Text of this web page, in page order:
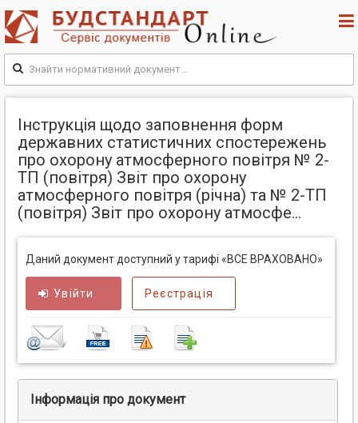
Інструкція щодо заповнення форм
державних статистичних спостережень
про охорону атмосферного повітря № 2-
ТП (повітря) Звіт про охорону
атмосферного повітря (річна) та № 2-ТП
(повітря) Звіт про охорону атмосфе...
Даний документ доступний у тарифі «ВСЕ ВРАХОВАНО»
Увійти Реєстрація
Інформація про документ